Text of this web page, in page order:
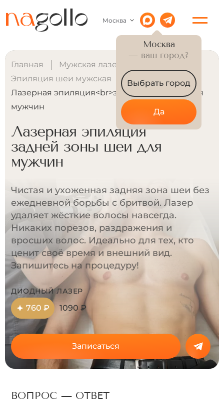
Москва
Москва
— ваш город?
Выбрать город
Да
Главная
Мужская лазерная эпиляция
Эпиляция шеи мужская
Лазерная эпиляция<br>задней зоны шеи для
мужчин
Лазерная эпиляция
задней зоны шеи для
мужчин
Чистая и ухоженная задняя зона шеи без
ежедневной борьбы с бритвой. Лазер
удаляет жёсткие волосы навсегда.
Никаких порезов, раздражения и
вросших волос. Идеально для тех, кто
ценит своё время и внешний вид.
Запишитесь на процедуру!
ДИОДНЫЙ ЛАЗЕР
760 ₽ 1090 ₽
Записаться
ВОПРОС — ОТВЕТ